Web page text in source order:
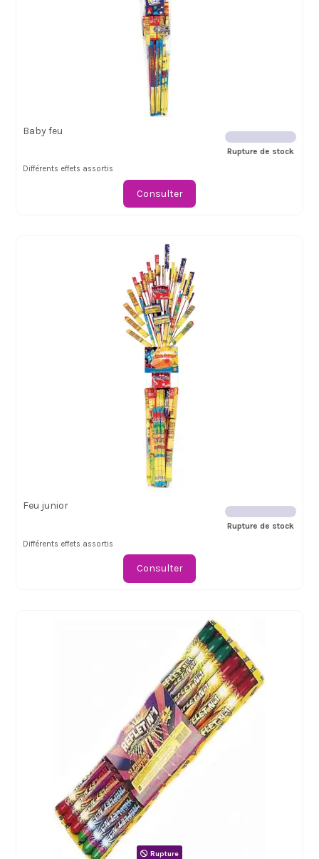
Baby feu
Rupture de stock
Différents effets assortis
Consulter
Feu junior
Rupture de stock
Différents effets assortis
Consulter
Rupture